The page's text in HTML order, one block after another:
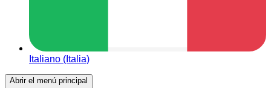
Italiano (Italia)
Abrir el menú principal